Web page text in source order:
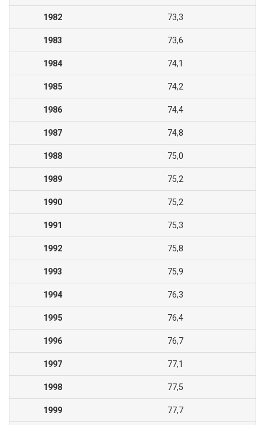
1982 73,3
1983 73,6
1984 74,1
1985 74,2
1986 74,4
1987 74,8
1988 75,0
1989 75,2
1990 75,2
1991 75,3
1992 75,8
1993 75,9
1994 76,3
1995 76,4
1996 76,7
1997 77,1
1998 77,5
1999 77,7